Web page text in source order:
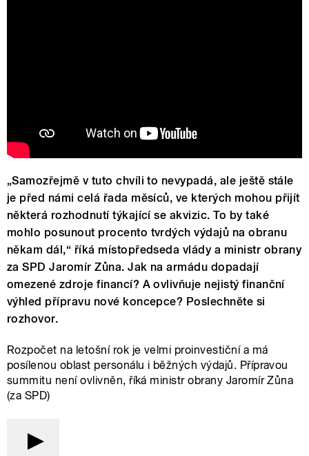
„Samozřejmě v tuto chvíli to nevypadá, ale ještě stále
je před námi celá řada měsíců, ve kterých mohou přijít
některá rozhodnutí týkající se akvizic. To by také
mohlo posunout procento tvrdých výdajů na obranu
někam dál,“ říká místopředseda vlády a ministr obrany
za SPD Jaromír Zůna. Jak na armádu dopadají
omezené zdroje financí? A ovlivňuje nejistý finanční
výhled přípravu nové koncepce? Poslechněte si
rozhovor.
Rozpočet na letošní rok je velmi proinvestiční a má
posílenou oblast personálu i běžných výdajů. Přípravou
summitu není ovlivněn, říká ministr obrany Jaromír Zůna
(za SPD)